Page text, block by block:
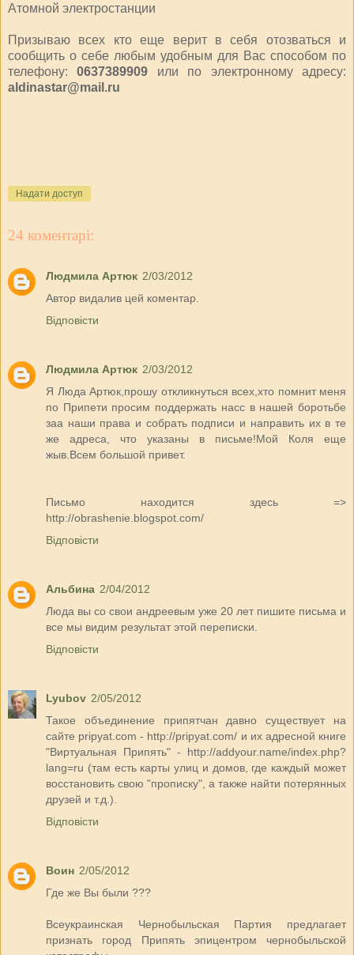
Атомной электростанции
Призываю всех кто еще верит в себя отозваться и
сообщить о себе любым удобным для Вас способом по
телефону: 0637389909 или по электронному адресу:
aldinastar@mail.ru
Надати доступ
24 коментарі:
Людмила Артюк 2/03/2012
Автор видалив цей коментар.
Відповісти
Людмила Артюк 2/03/2012
Я Люда Артюк,прошу откликнуться всех,хто помнит меня
по Припети просим поддержать насс в нашей боротьбе
заа наши права и собрать подписи и направить их в те
же адреса, что указаны в письме!Мой Коля еще
жыв.Всем большой привет.
Письмо находится здесь =>
http://obrashenie.blogspot.com/
Відповісти
Альбина 2/04/2012
Люда вы со свои андреевым уже 20 лет пишите письма и
все мы видим результат этой переписки.
Відповісти
Lyubov 2/05/2012
Такое объединение припятчан давно существует на
сайте pripyat.com - http://pripyat.com/ и их адресной книге
"Виртуальная Припять" - http://addyour.name/index.php?
lang=ru (там есть карты улиц и домов, где каждый может
восстановить свою "прописку", а также найти потерянных
друзей и т.д.).
Відповісти
Воин 2/05/2012
Где же Вы были ???
Всеукраинская Чернобыльская Партия предлагает
признать город Припять эпицентром чернобыльской